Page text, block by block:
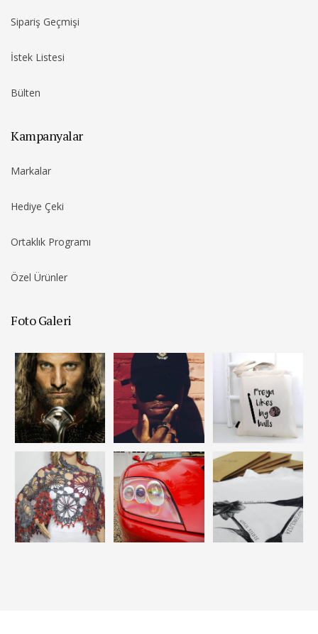
Sipariş Geçmişi
İstek Listesi
Bülten
Kampanyalar
Markalar
Hediye Çeki
Ortaklık Programı
Özel Ürünler
Foto Galeri